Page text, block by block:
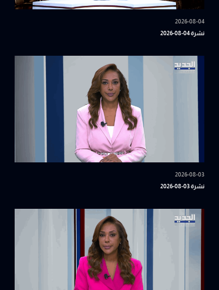
2026-08-04
نشرة 04-08-2026
2026-08-03
نشرة 03-08-2026